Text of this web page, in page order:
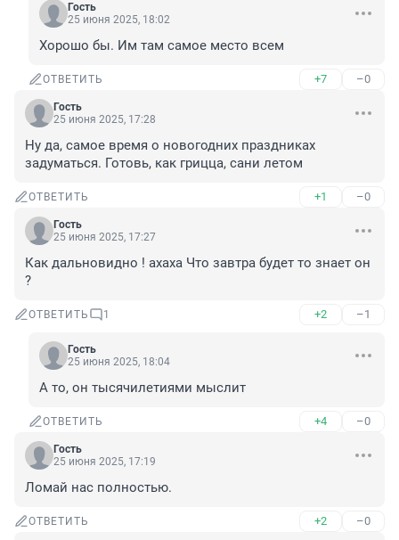
Гость
25 июня 2025, 18:02
Хорошо бы. Им там самое место всем
ОТВЕТИТЬ +7 –0
Гость
25 июня 2025, 17:28
Ну да, самое время о новогодних праздниках
задуматься. Готовь, как грицца, сани летом
ОТВЕТИТЬ +1 –0
Гость
25 июня 2025, 17:27
Как дальновидно ! ахаха Что завтра будет то знает он
?
ОТВЕТИТЬ 1 +2 –1
Гость
25 июня 2025, 18:04
А то, он тысячилетиями мыслит
ОТВЕТИТЬ +4 –0
Гость
25 июня 2025, 17:19
Ломай нас полностью.
ОТВЕТИТЬ +2 –0